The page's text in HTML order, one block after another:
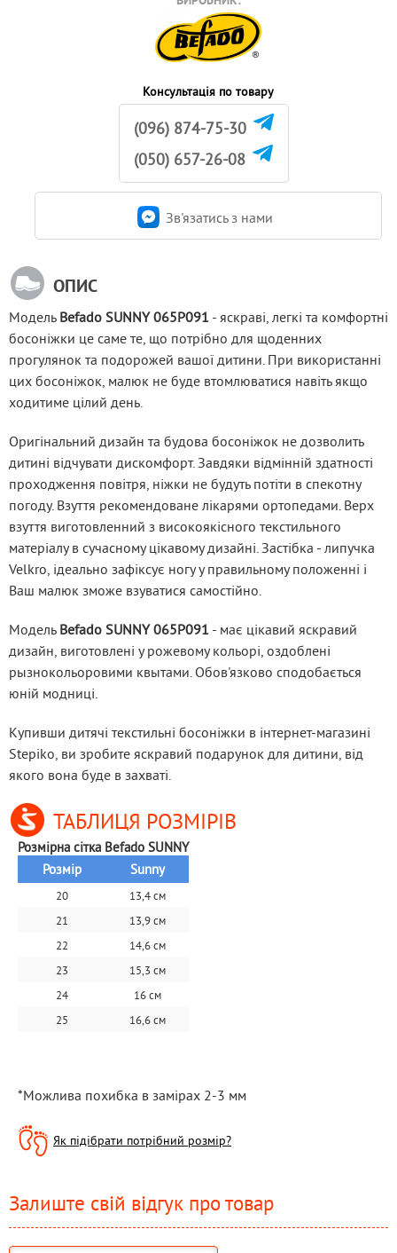
Консультація по товару
(096) 874-75-30
(050) 657-26-08
Зв'язатись з нами
ОПИС
Модель Befado SUNNY 065P091 - яскраві, легкі та комфортні
босоніжки це саме те, що потрібно для щоденних
прогулянок та подорожей вашої дитини. При використанні
цих босоніжок, малюк не буде втомлюватися навіть якщо
ходитиме цілий день.
Оригінальний дизайн та будова босоніжок не дозволить
дитині відчувати дискомфорт. Завдяки відмінній здатності
проходження повітря, ніжки не будуть потіти в спекотну
погоду. Взуття рекомендоване лікарями ортопедами. Верх
взуття виготовленний з високоякісного текстильного
матеріалу в сучасному цікавому дизайні. Застібка - липучка
Velkro, ідеально зафіксує ногу у правильному положенні і
Ваш малюк зможе взуватися самостійно.
Модель Befado SUNNY 065P091 - має цікавий яскравий
дизайн, виготовлені у рожевому кольорі, оздоблені
рызнокольоровими квытами. Обов'язково сподобається
юній модниці.
Купивши дитячі текстильні босоніжки в інтернет-магазині
Stepiko, ви зробите яскравий подарунок для дитини, від
якого вона буде в захваті.
ТАБЛИЦЯ РОЗМІРІВ
Розмірна сітка Befado SUNNY
Розмір
Sunny
20
13,4 см
21
13,9 см
22
14,6 см
23
15,3 см
24
16 см
25
16,6 см
*Можлива похибка в замірах 2-3 мм
Як підібрати потрібний розмір?
Залиште свій відгук про товар